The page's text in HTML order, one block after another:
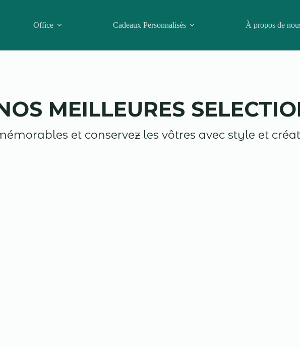
Office Cadeaux Personnalisés
À propos de
MEILLEURES
et conservez les vôtres avec style et